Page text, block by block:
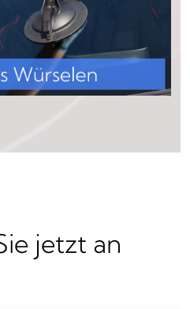
jetzt an